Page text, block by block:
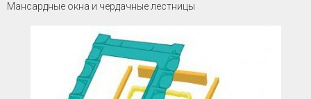
Мансардные окна и чердачные лестницы